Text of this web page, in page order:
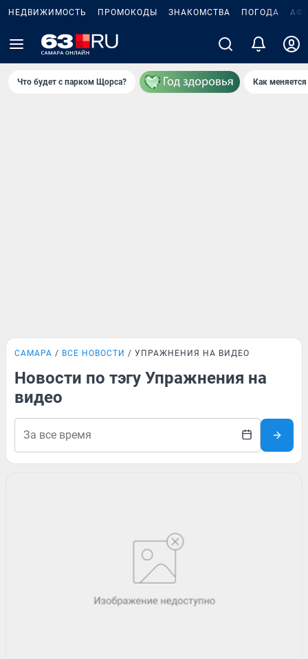
НЕДВИЖИМОСТЬ ПРОМОКОДЫ ЗНАКОМСТВА ПОГОДА
Что будет с парком Щорса? Как
САМАРА ВСЕ НОВОСТИ УПРАЖНЕНИЯ НА ВИДЕО
Новости по тэгу Упражнения на
видео